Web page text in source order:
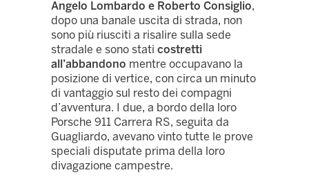
Angelo Lombardo e Roberto Consiglio,
dopo una banale uscita di strada, non
sono più riusciti a risalire sulla sede
stradale e sono stati costretti
all’abbandono mentre occupavano la
posizione di vertice, con circa un minuto
di vantaggio sul resto dei compagni
d’avventura. I due, a bordo della loro
Porsche 911 Carrera RS, seguita da
Guagliardo, avevano vinto tutte le prove
speciali disputate prima della loro
divagazione campestre.